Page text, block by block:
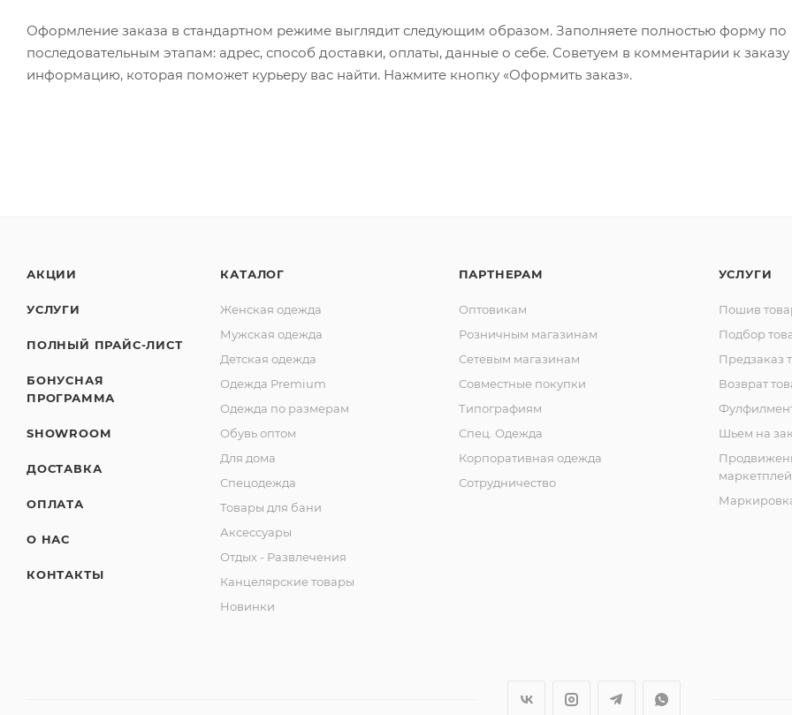
Оформление заказа в стандартном режиме выглядит следующим образом. Заполняете полностью форму по
последовательным этапам: адрес, способ доставки, оплаты, данные о себе. Советуем в комментарии к заказу
информацию, которая поможет курьеру вас найти. Нажмите кнопку «Оформить заказ».
АКЦИИ
УСЛУГИ
ПОЛНЫЙ ПРАЙС-ЛИСТ
БОНУСНАЯ
ПРОГРАММА
SHOWROOM
ДОСТАВКА
ОПЛАТА
О НАС
КОНТАКТЫ
КАТАЛОГ
Женская одежда
Мужская одежда
Детская одежда
Одежда Premium
Одежда по размерам
Обувь оптом
Для дома
Спецодежда
Товары для бани
Аксессуары
Отдых - Развлечения
Канцелярские товары
Новинки
ПАРТНЕРАМ
Оптовикам
Розничным магазинам
Сетевым магазинам
Совместные покупки
Типографиям
Спец. Одежда
Корпоративная одежда
Сотрудничество
УСЛУГИ
Пошив
Подбор
Предзаказ
Возврат
Шьем на